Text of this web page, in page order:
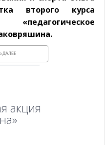
второго курса
ДАЛЕЕ
акция